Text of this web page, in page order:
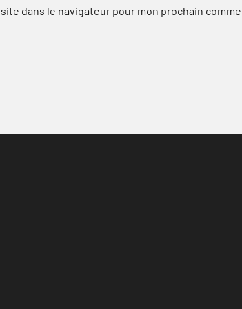
dans le navigateur pour mon prochain